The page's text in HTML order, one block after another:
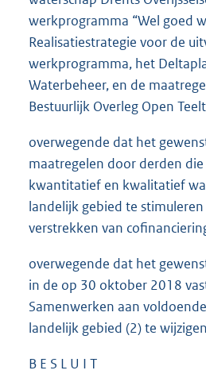
werkprogramma “Wel goed
Realisatiestrategie voor de
werkprogramma, het
Waterbeheer, en de
Bestuurlijk Overleg Open
overwegende dat het
maatregelen door derden
kwantitatief en kwalitatief
landelijk gebied te
verstrekken van
overwegende dat het
in de op 30 oktober 2018
Samenwerken aan
landelijk gebied (2) te
B E S L U I T